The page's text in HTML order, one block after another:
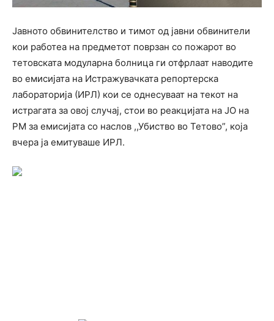
Јавното обвинителство и тимот од јавни обвинители
кои работеа на предметот поврзан со пожарот во
тетовската модуларна болница ги отфрлаат наводите
во емисијата на Истражувачката репортерска
лабораторија (ИРЛ) кои се однесуваат на текот на
истрагата за овој случај, стои во реакцијата на ЈО на
РМ за емисијата со наслов ,,Убиство во Тетово”, која
вчера ја емитуваше ИРЛ.